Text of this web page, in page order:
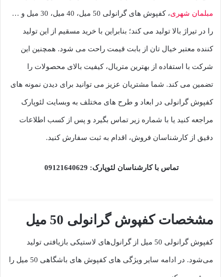
مبلمان شهری ، کفپوش های گرانولی 50 میل، 40 میل، 30 میل و …
را در تیراژ بالا تولید می کند؛ بنابراین با خرید مسقیم از این تولید
کننده معتبر خیال تان از بابت قیمت راحت می شود. همچنین این
شرکت با استفاده از بهترین متریال، کیفیت بالای محصولات را
تضمین می کند. شما مشتریان عزیز می توانید برای دیدن نمونه های
کفپوش گرانولی در ابعاد و طرح های مختلف به وبسایت لئوپارک
مراجعه کنید یا با شماره زیر تماس بگیرد و پس از کسب اطلاعات
دقیق از کارشناسان فروش، اقدام به ثبت سفارش کنید.
تماس با کارشناسان لئوپارک: 09121640629
مشخصات کفپوش گرانولی 50 میل
کفپوش گرانولی 50 میل از گرانول‌های لاستیکی بازیافتی تولید
می‌شود. در ادامه سایر ویژگی های کفپوش های باشگاهی 50 میل را